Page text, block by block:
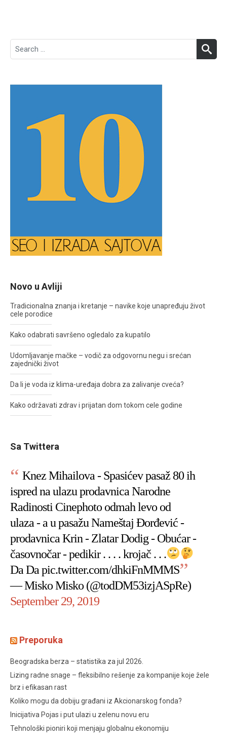
Search
for:
Novo u Avliji
Tradicionalna znanja i kretanje – navike koje unapređuju život
cele porodice
Kako odabrati savršeno ogledalo za kupatilo
Udomljavanje mačke – vodič za odgovornu negu i srećan
zajednički život
Da li je voda iz klima-uređaja dobra za zalivanje cveća?
Kako održavati zdrav i prijatan dom tokom cele godine
Sa Twittera
Knez Mihailova - Spasićev pasaž 80 ih
ispred na ulazu prodavnica Narodne
Radinosti Cinephoto odmah levo od
ulaza - a u pasažu Nameštaj Đorđević -
prodavnica Krin - Zlatar Dodig - Obućar -
časovnočar - pedikir . . . . krojač . . .
Da Da pic.twitter.com/dhkiFnMMMS
— Misko Misko (@todDM53izjASpRe)
September 29, 2019
Preporuka
Beogradska berza – statistika za jul 2026.
Lizing radne snage – fleksibilno rešenje za kompanije koje žele
brz i efikasan rast
Koliko mogu da dobiju građani iz Akcionarskog fonda?
Inicijativa Pojas i put ulazi u zelenu novu eru
Tehnološki pioniri koji menjaju globalnu ekonomiju